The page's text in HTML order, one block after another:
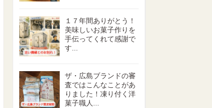
１７年間ありがとう！
美味しいお菓子作りを
手伝ってくれて感謝で
す...
ザ・広島ブランドの審
査ではこんなことがあ
りました！凍り付く洋
菓子職人...